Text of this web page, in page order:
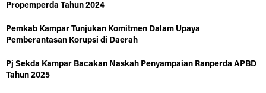
Propemperda Tahun 2024
Pemkab Kampar Tunjukan Komitmen Dalam Upaya
Pemberantasan Korupsi di Daerah
Pj Sekda Kampar Bacakan Naskah Penyampaian Ranperda APBD
Tahun 2025